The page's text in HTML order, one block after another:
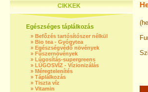
CIKKEK
Egészséges táplálkozás
» Befőzés tartósítószer nélkül
» Bio tea - Gyógytea
» Egészségvédő növények
» Fűszernövények
» Lúgosítás-supergreens
» LÚGOSVÍZ - Vízionizálás
» Méregtelenítés
» Táplálkozás
» Tiszta víz
» Vitamin